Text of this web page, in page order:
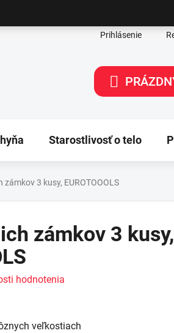
Prihlásenie
NÁKUPNÝ
Starostlivosť o telo
zámkov 3 kusy, EUROTOOOLS
zámkov 3 kusy,
hodnotenia
veľkostiach